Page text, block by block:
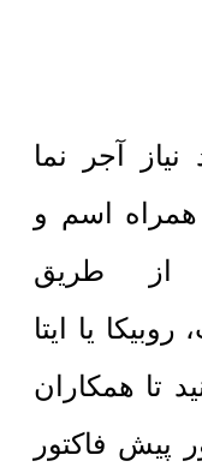
آجر نما
همراه اسم و
از طریق
یا ایتا
تا همکاران
پیش فاکتور